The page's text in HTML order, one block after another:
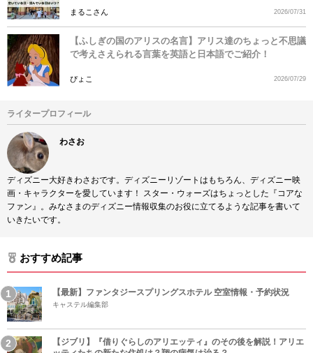
まるこさん 2026/07/31
【ふしぎの国のアリスの名言】アリス達のちょっと不思議
で考えさえられる言葉を英語と日本語でご紹介！
ぴょこ 2026/07/29
ライタープロフィール
わさお
ディズニー大好きわさおです。ディズニーリゾートはもちろん、ディズニー映
画・キャラクターを愛しています！ スター・ウォーズはちょっとした『コアな
ファン』。みなさまのディズニー情報収集のお役に立てるような記事を書いて
いきたいです。
おすすめ記事
【最新】ファンタジースプリングスホテル 空室情報・予約状況
キャステル編集部
【ジブリ】『借りぐらしのアリエッティ』のその後を解説！アリエ